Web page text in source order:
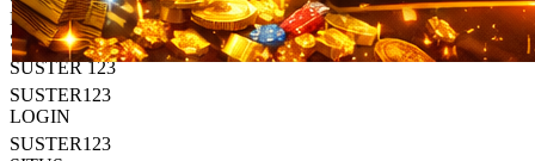
Read
13
Reviews.
Tautan
halaman
yang
sama.
HT OFFICIAL
SUSTER123
SUSTER 123
SUSTER123
LOGIN
SUSTER123